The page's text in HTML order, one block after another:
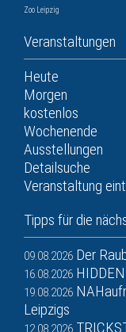
Zoo Leipzig
Veranstaltungen
Heute
Morgen
kostenlos
Wochenende
Ausstellungen
Detailsuche
Veranstaltung
Tipps für die
09.08.2026 Der
16.08.2026
19.08.2026
Leipzigs
12.08.2026